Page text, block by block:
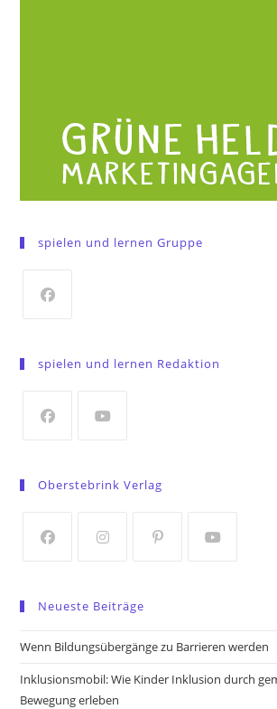
spielen und lernen Gruppe
a
tab
spielen und lernen Redaktion
a
tab
tab
Oberstebrink Verlag
a
new
new
a
new
new
Neueste Beiträge
Wenn Bildungsübergänge zu Barrieren werden
Inklusionsmobil: Wie Kinder Inklusion durch
Bewegung erleben